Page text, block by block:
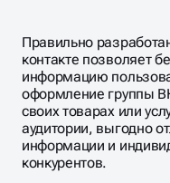
Правильно
контакте позволяет
информацию
оформление группы
своих товарах или
аудитории, выгодно
информации и
конкурентов.